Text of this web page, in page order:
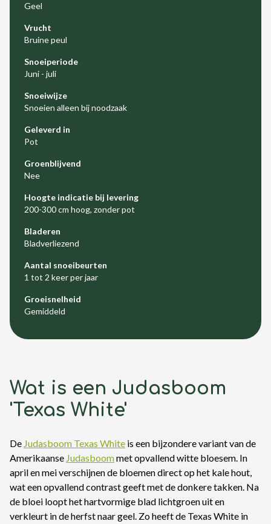
Geel
Vrucht
Bruine peul
Snoeiperiode
Juni - juli
Snoeiwijze
Snoeien alleen bij noodzaak
Geleverd in
Pot
Groenblijvend
Nee
Hoogte indicatie bij levering
200-300 cm hoog, zonder pot
Bladeren
Bladverliezend
Aantal snoeibeurten
1 tot 2 keer per jaar
Groeisnelheid
Gemiddeld
Wat is een Judasboom
'Texas White'
De Judasboom Texas White is een bijzondere variant van de
Amerikaanse Judasboommet opvallend witte bloesem. In
april en mei verschijnen de bloemen direct op het kale hout,
wat een opvallend contrast geeft met de donkere takken. Na
de bloei loopt het hartvormige blad lichtgroen uit en
verkleurt in de herfst naar geel. Zo heeft de Texas White in